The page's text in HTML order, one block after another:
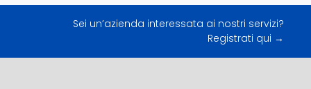
Sei un’azienda interessata ai nostri servizi?
Registrati qui →